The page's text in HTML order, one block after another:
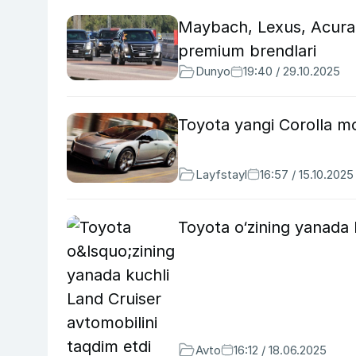
Maybach, Lexus,
premium brendlari
Dunyo 19:40 / 29.10.2025
Toyota yangi Corolla
Layfstayl 16:57 / 15.10.2025
Toyota o‘zining
Avto 16:12 / 18.06.2025